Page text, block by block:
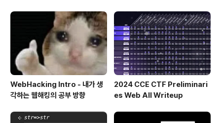
WebHacking Intro - 내가 생
각하는 웹해킹의 공부 방향
2024 CCE CTF Preliminari
es Web All Writeup